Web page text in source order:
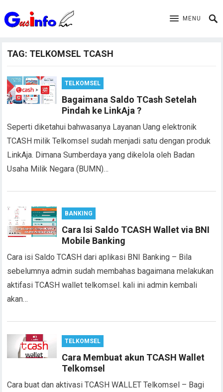
MENU
TAG: TELKOMSEL TCASH
TELKOMSEL
Bagaimana Saldo TCash Setelah
Pindah ke LinkAja ?
Seperti diketahui bahwasanya Layanan Uang elektronik
TCASH milik Telkomsel sudah menjadi satu dengan produk
LinkAja. Dimana Sumberdaya yang dikelola oleh Badan
Usaha Milik Negara (BUMN)…
BANKING
Cara Isi Saldo TCASH Wallet via BNI
Mobile Banking
Cara isi Saldo TCASH dari aplikasi BNI Banking – Bila
sebelumnya admin sudah membahas bagaimana melakukan
aktifasi TCASH wallet telkomsel. kali ini admin kembali
akan…
TELKOMSEL
Cara Membuat akun TCASH Wallet
Telkomsel
Cara buat dan aktivasi TCASH WALLET Telkomsel – Bagi